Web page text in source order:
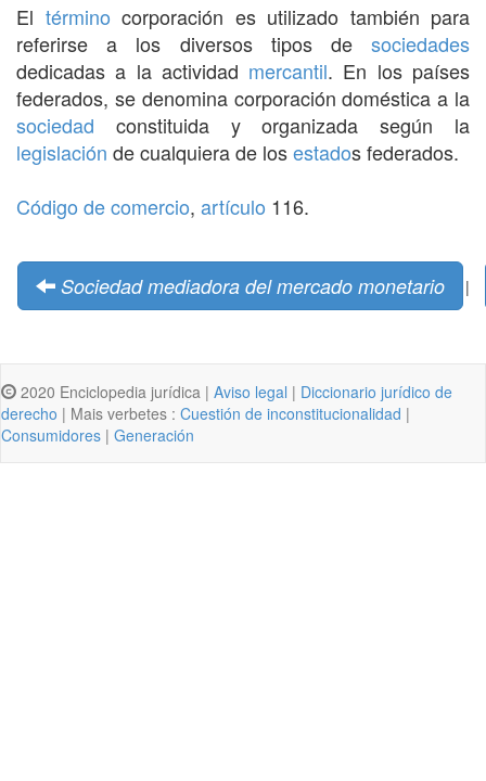
El término corporación es utilizado también para
referirse a los diversos tipos de sociedades
dedicadas a la actividad mercantil. En los países
federados, se denomina corporación doméstica a la
sociedad constituida y organizada según la
legislación de cualquiera de losestados federados.
Código de comercio, artículo 116.
Sociedad mediadora del mercado monetario |
2020 Enciclopedia jurídica | Aviso legal | Diccionario jurídico de
derecho | Mais verbetes : Cuestión de inconstitucionalidad |
Consumidores | Generación